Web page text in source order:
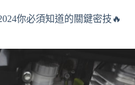
你必須知道的關鍵密技🔥